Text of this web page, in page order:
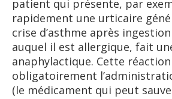
patient qui présente, par
rapidement une urticaire
crise d’asthme après
auquel il est allergique, fait
anaphylactique. Cette
obligatoirement
(le médicament qui peut